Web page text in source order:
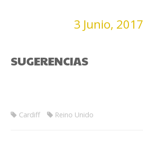
3 Junio, 2017
SUGERENCIAS
Cardiff Reino Unido